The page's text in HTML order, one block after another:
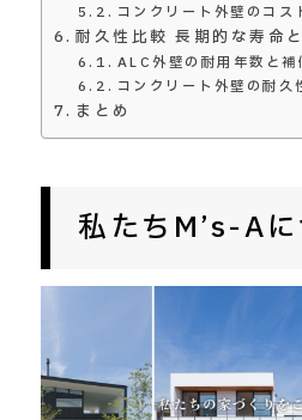
コンクリート外壁のコス
耐久性比較 長期的な寿命
ALC外壁の耐用年数と補
コンクリート外壁の耐久
まとめ
私たちM’s-A